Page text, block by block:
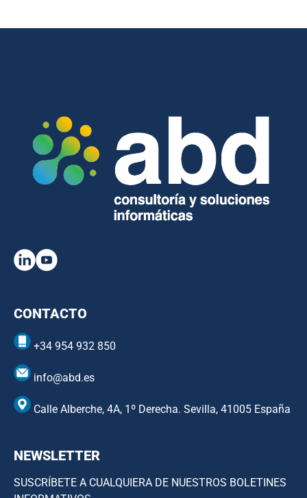
CONTACTO
+34 954 932 850
info@abd.es
Calle Alberche, 4A, 1º Derecha. Sevilla, 41005 España
NEWSLETTER
SUSCRÍBETE A CUALQUIERA DE NUESTROS BOLETINES